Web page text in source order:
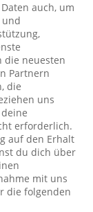
auch, um
die neuesten
Partnern
die
uns
erforderlich.
auf den Erhalt
du dich über
mit uns
die folgenden